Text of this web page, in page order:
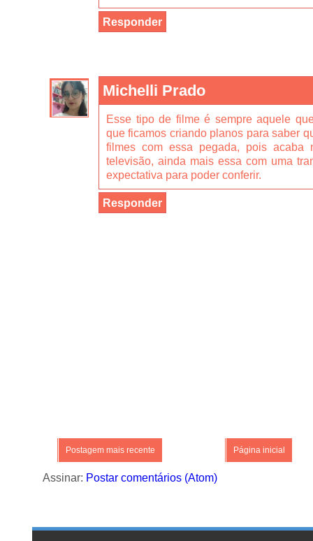
Responder
Michelli Prado
Esse tipo de filme é sempre aquele
que ficamos criando planos para saber
filmes com essa pegada, pois acaba
televisão, ainda mais essa com uma
expectativa para poder conferir.
Responder
Postagem mais recente Página inicial
Assinar: Postar comentários (Atom)